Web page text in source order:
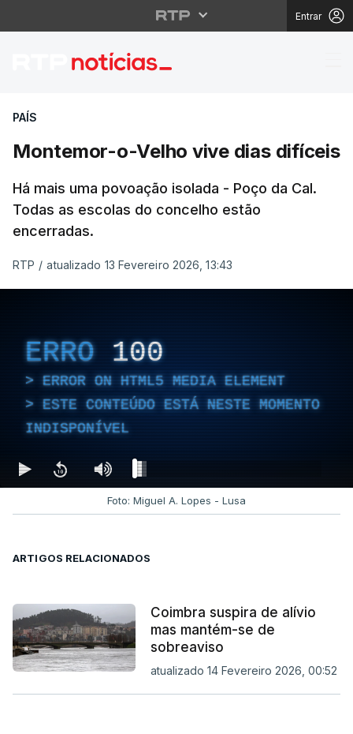
Entrar
Montemor-o-Velho
PAÍS
Montemor-o-Velho vive dias difíceis
Há mais uma povoação isolada - Poço da Cal.
Todas as escolas do concelho estão
encerradas.
RTP / atualizado 13 Fevereiro 2026, 13:43
ERRO 100
ERROR ON HTML5 MEDIA ELEMENT
ESTE CONTEÚDO ESTÁ NESTE MOMENTO
INDISPONÍVEL
Foto: Miguel A. Lopes - Lusa
ARTIGOS RELACIONADOS
Coimbra suspira de alívio
mas mantém-se de
sobreaviso
atualizado 14 Fevereiro 2026, 00:52